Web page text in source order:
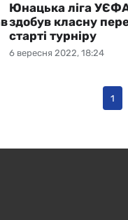
6 вересня 2022, 18:24
Юнацька ліга
здобув класну
старті турніру
1